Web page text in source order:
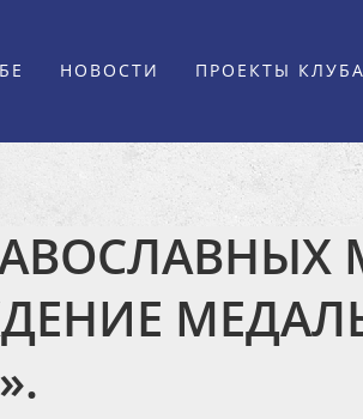
НОВОСТИ ПРОЕКТЫ КЛУБА